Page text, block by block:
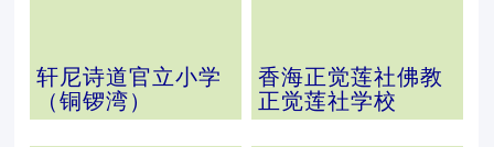
轩尼诗道官立小学
（铜锣湾）
香海正觉莲社佛教
正觉莲社学校